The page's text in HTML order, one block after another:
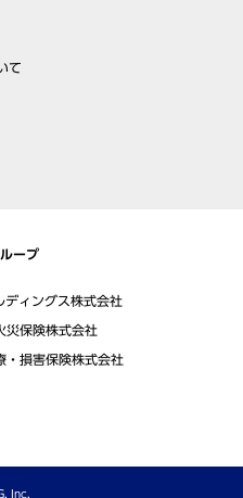
て
ープ
ディングス株式会社
災保険株式会社
・損害保険株式会社
Inc.